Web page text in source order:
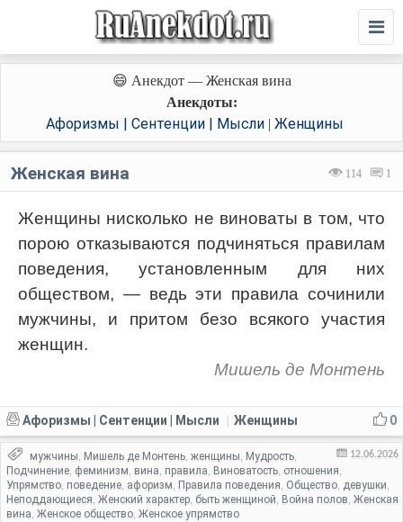
😄 Анекдот — Женская вина
Анекдоты:
Афоризмы | Сентенции | Мысли | Женщины
114 1
Женская вина
Женщины нисколько не виноваты в том, что
порою отказываются подчиняться правилам
поведения, установленным для них
обществом, — ведь эти правила сочинили
мужчины, и притом безо всякого участия
женщин.
Мишель де Монтень
0
Афоризмы | Сентенции | Мысли Женщины
12.06.2026
мужчины, Мишель де Монтень, женщины, Мудрость,
Подчинение, феминизм, вина, правила, Виноватость, отношения,
Упрямство, поведение, афоризм, Правила поведения, Общество, девушки,
Неподдающиеся, Женский характер, быть женщиной, Война полов, Женская
вина, Женское общество, Женское упрямство